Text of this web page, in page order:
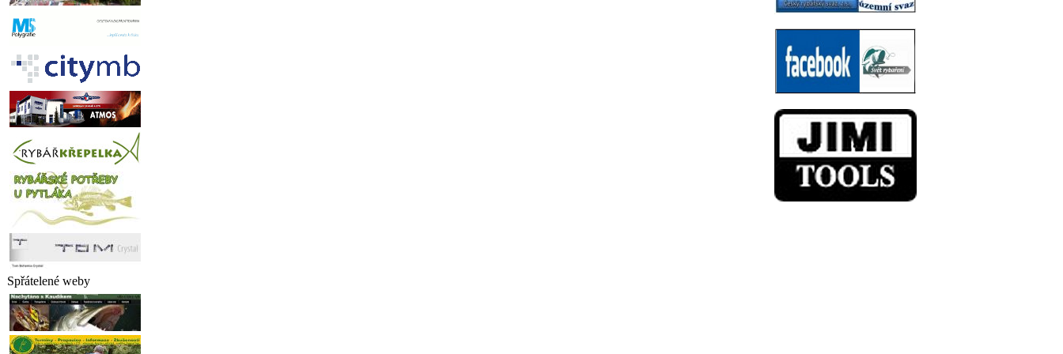
Spřátelené weby